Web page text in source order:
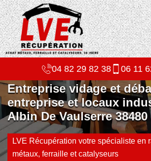
04 82 29 82 38 06 11
Entreprise vidage et
entreprise et locaux
Albin De Vaulserre 38480
LVE Récupération votre spécialiste en
métaux, ferraille et catalyseurs